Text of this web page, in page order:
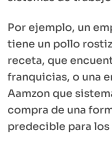
Por ejemplo, un
tiene un pollo
receta, que
franquicias, o una
Aamzon que
compra de una
predecible para